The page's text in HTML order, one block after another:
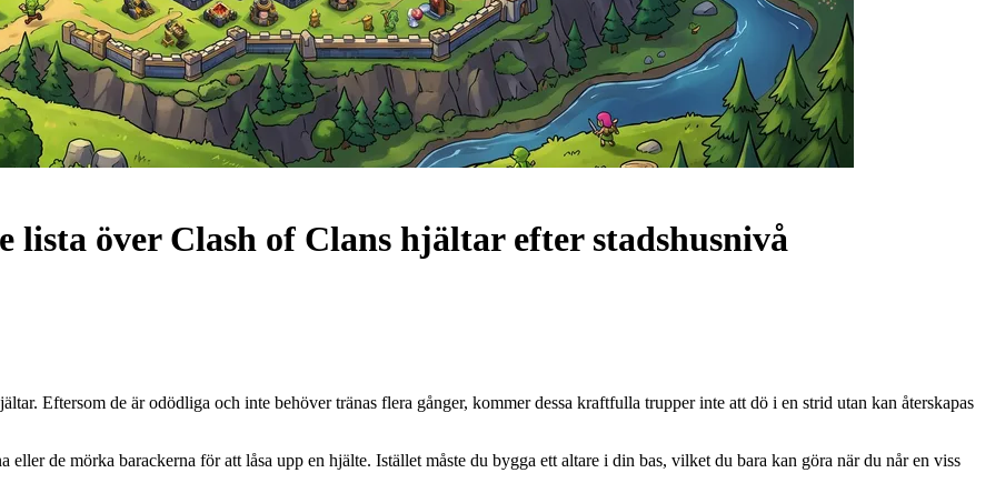
över Clash of Clans hjältar efter stadshusnivå
Eftersom de är odödliga och inte behöver tränas flera gånger, kommer dessa kraftfulla trupper inte att dö i en strid utan kan återskapas
de mörka barackerna för att låsa upp en hjälte. Istället måste du bygga ett altare i din bas, vilket du bara kan göra när du når en viss